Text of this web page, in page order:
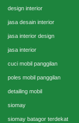
design interior
jasa desain interior
jasa interior design
jasa interior
cuci mobil panggilan
poles mobil panggilan
detailing mobil
siomay
siomay batagor terdekat